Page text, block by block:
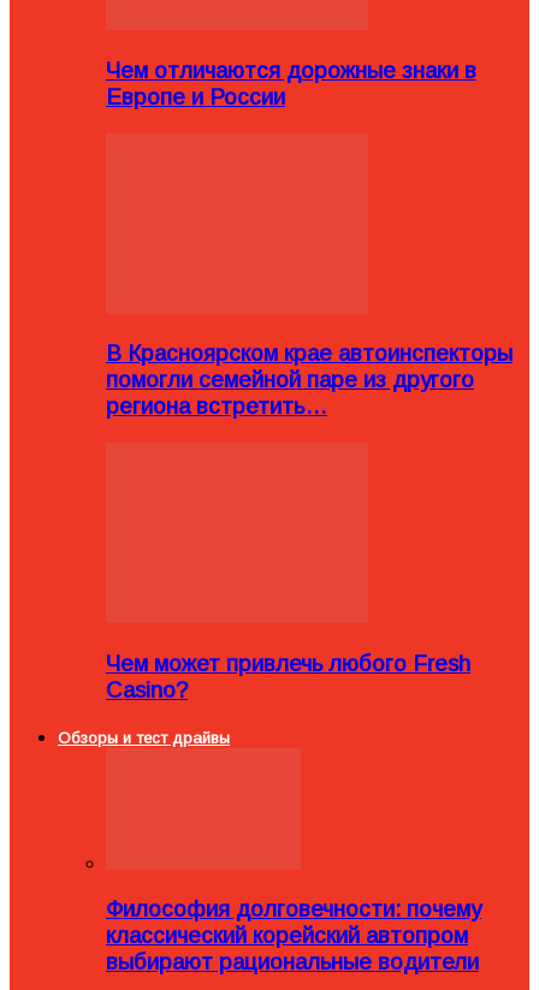
Чем отличаются дорожные знаки в
Европе и России
В Красноярском крае автоинспекторы
помогли семейной паре из другого
региона встретить…
Чем может привлечь любого Fresh
Casino?
Обзоры и тест драйвы
Философия долговечности: почему
классический корейский автопром
выбирают рациональные водители